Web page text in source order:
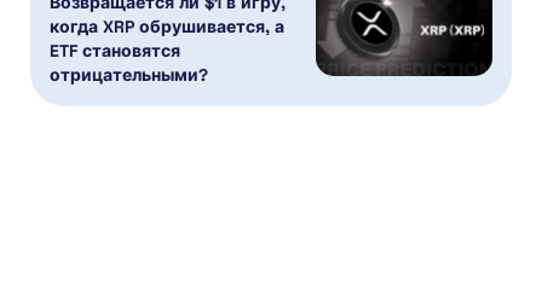
когда XRP обрушивается, а
ETF становятся
отрицательными?